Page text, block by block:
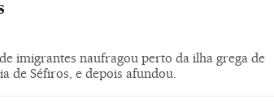
imigrantes naufragou perto da ilha grega de
de Séfiros, e depois afundou.